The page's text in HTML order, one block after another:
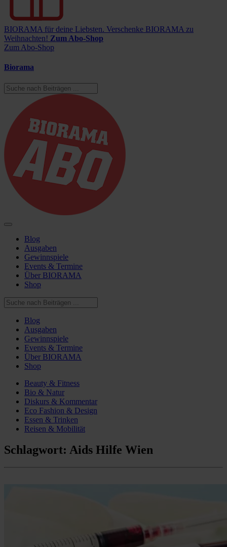
BIORAMA für deine Liebsten. Verschenke BIORAMA zu
Weihnachten! Zum Abo-Shop
Zum Abo-Shop
Biorama
Blog
Ausgaben
Gewinnspiele
Events & Termine
Über BIORAMA
Shop
Blog
Ausgaben
Gewinnspiele
Events & Termine
Über BIORAMA
Shop
Beauty & Fitness
Bio & Natur
Diskurs & Kommentar
Eco Fashion & Design
Essen & Trinken
Reisen & Mobilität
Schlagwort: Aids Hilfe Wien